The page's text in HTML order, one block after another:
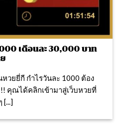
เดือนละ 30,000 บาท
วยยี่กี กำไรวันละ 1000 ต้อง
คุณได้คลิกเข้ามาสู่เว็บหวยที่
[...]